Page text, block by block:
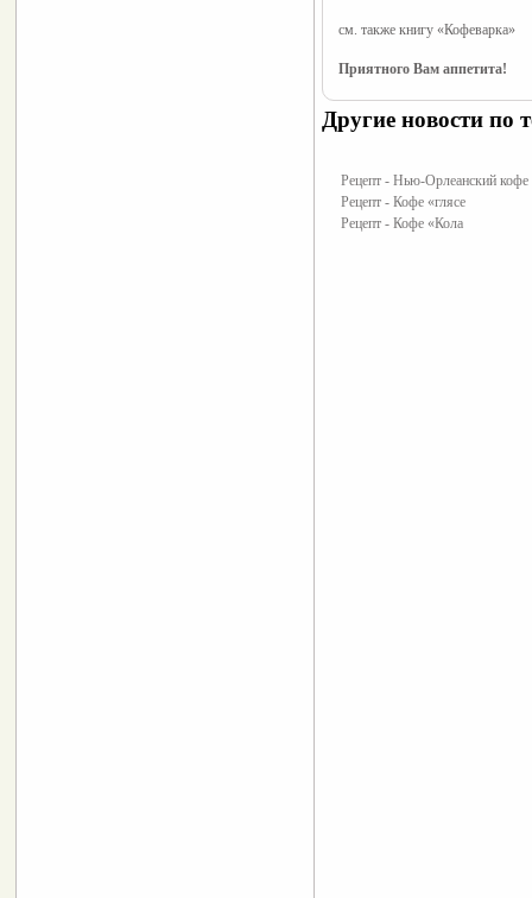
см. также книгу «Кофеварка»
Приятного Вам аппетита!
Другие новости по
Рецепт - Нью-Орлеанский кофе
Рецепт - Кофе «глясе
Рецепт - Кофе «Кола